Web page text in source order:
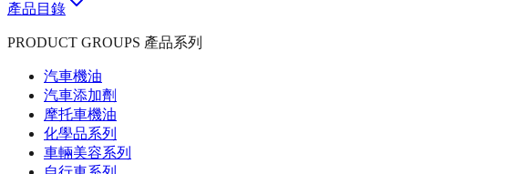
產品目錄
PRODUCT GROUPS 產品系列
汽車機油
汽車添加劑
摩托車機油
化學品系列
車輛美容系列